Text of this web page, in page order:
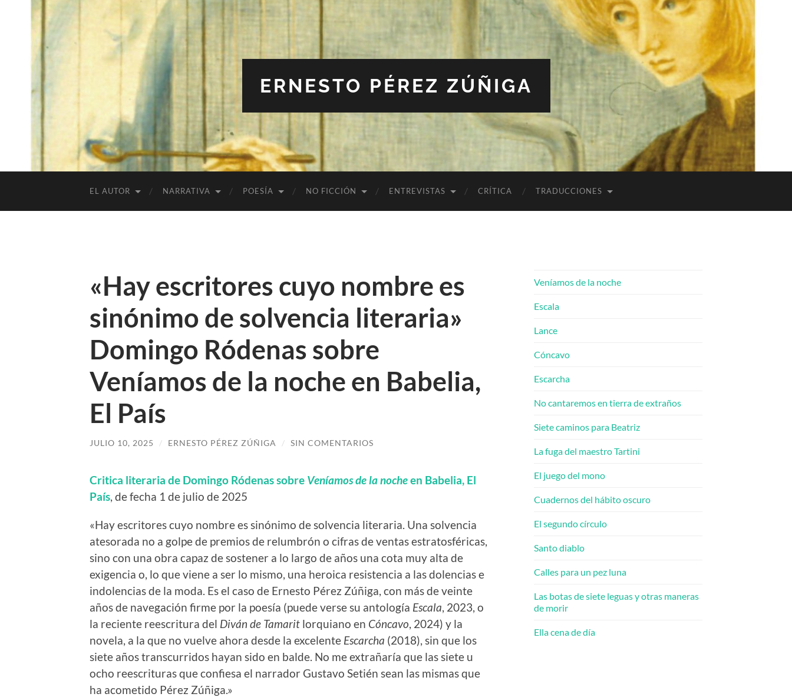
ERNESTO PÉREZ ZÚÑIGA
EL AUTOR NARRATIVA POESÍA NO FICCIÓN ENTREVISTAS CRÍTICA TRADUCCIONES
«Hay escritores cuyo nombre es
sinónimo de solvencia literaria»
Domingo Ródenas sobre
Veníamos de la noche en Babelia,
El País
JULIO 10, 2025 / ERNESTO PÉREZ ZÚÑIGA / SIN COMENTARIOS
Critica literaria de Domingo Ródenas sobre Veníamos de la nocheen Babelia, El
País , de fecha 1 de julio de 2025
«Hay escritores cuyo nombre es sinónimo de solvencia literaria. Una solvencia
atesorada no a golpe de premios de relumbrón o cifras de ventas estratosféricas,
sino con una obra capaz de sostener a lo largo de años una cota muy alta de
exigencia o, lo que viene a ser lo mismo, una heroica resistencia a las dolencias e
indolencias de la moda. Es el caso de Ernesto Pérez Zúñiga, con más de veinte
años de navegación firme por la poesía (puede verse su antología Escala , 2023, o
la reciente reescritura del Diván de Tamarit lorquiano en Cóncavo , 2024) y la
novela, a la que no vuelve ahora desde la excelente Escarcha (2018), sin que los
siete años transcurridos hayan sido en balde. No me extrañaría que las siete u
ocho reescrituras que confiesa el narrador Gustavo Setién sean las mismas que
ha acometido Pérez Zúñiga.»
Veníamos de la noche
Escala
Lance
Cóncavo
Escarcha
No cantaremos en tierra de extraños
Siete caminos para Beatriz
La fuga del maestro Tartini
El juego del mono
Cuadernos del hábito oscuro
El segundo círculo
Santo diablo
Calles para un pez luna
Las botas de siete leguas y otras maneras
de morir
Ella cena de día